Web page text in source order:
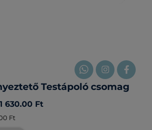
Testápoló csomag
630.00 Ft
Ft